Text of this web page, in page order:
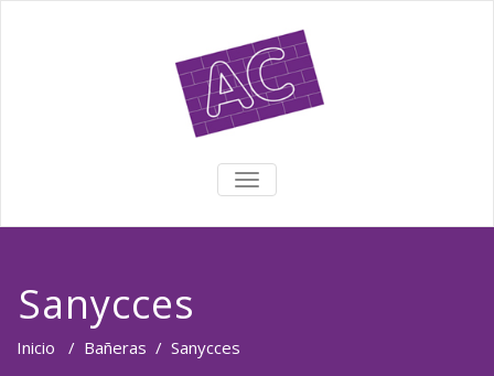
TOGGLE NAVIGATION
Sanycces
Inicio / Bañeras / Sanycces